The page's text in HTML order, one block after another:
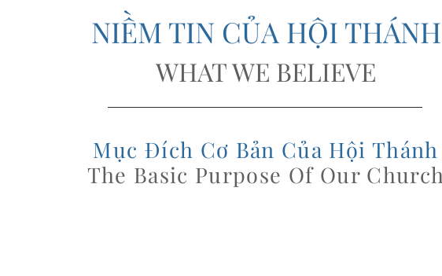
NIỀM TIN CỦA HỘI THÁNH
WHAT WE BELIEVE
Mục Đích Cơ Bản Của Hội Thánh
The Basic Purpose Of Our